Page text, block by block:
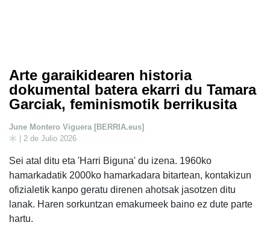
Arte garaikidearen historia
dokumental batera ekarri du Tamara
Garciak, feminismotik berrikusita
June Montero Viguera [BERRIA.eus]
| 2 de Julio 2026
Sei atal ditu eta 'Harri Biguna' du izena. 1960ko
hamarkadatik 2000ko hamarkadara bitartean, kontakizun
ofizialetik kanpo geratu direnen ahotsak jasotzen ditu
lanak. Haren sorkuntzan emakumeek baino ez dute parte
hartu.